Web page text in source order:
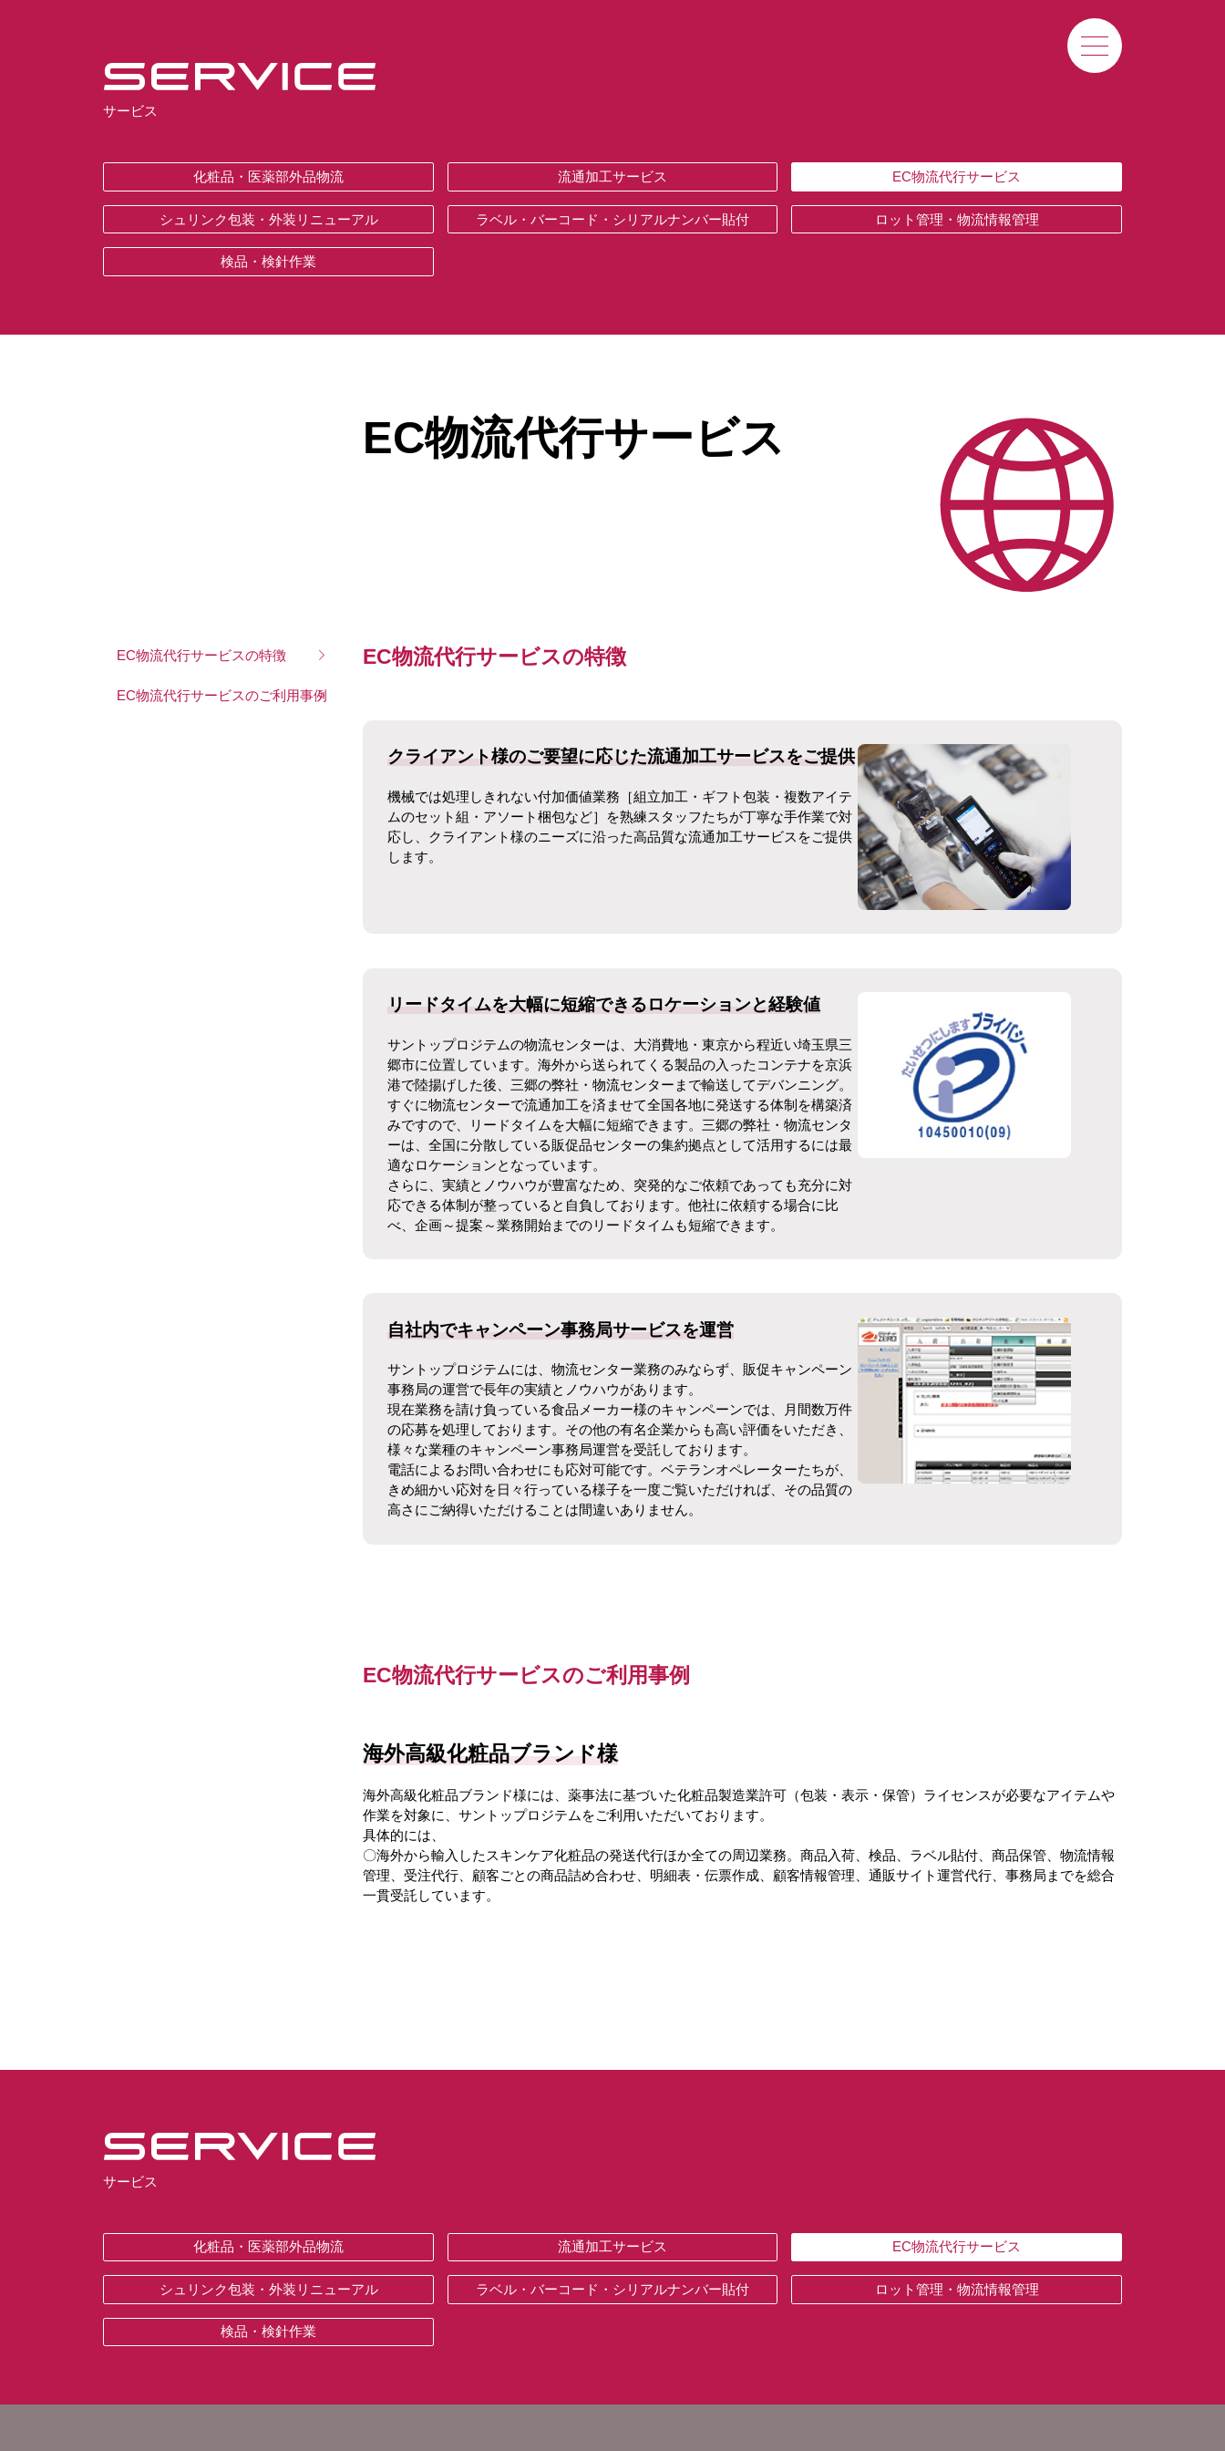
サービス
化粧品・医薬部外品物流 流通加工サービス EC物流代行サービス
シュリンク包装・外装リニューアル ラベル・バーコード・シリアルナンバー貼付 ロット管理・物流情報管理
検品・検針作業
EC物流代行サービス
EC物流代行サービスの特徴
EC物流代行サービスのご利用事例
EC物流代行サービスの特徴
クライアント様のご要望に応じた流通加工サービスをご提供
機械では処理しきれない付加価値業務［組立加工・ギフト包装・複数アイテ
ムのセット組・アソート梱包など］を熟練スタッフたちが丁寧な手作業で対
応し、クライアント様のニーズに沿った高品質な流通加工サービスをご提供
します。
リードタイムを大幅に短縮できるロケーションと経験値
サントップロジテムの物流センターは、大消費地・東京から程近い埼玉県三
郷市に位置しています。海外から送られてくる製品の入ったコンテナを京浜
港で陸揚げした後、三郷の弊社・物流センターまで輸送してデバンニング。
すぐに物流センターで流通加工を済ませて全国各地に発送する体制を構築済
みですので、リードタイムを大幅に短縮できます。三郷の弊社・物流センタ
ーは、全国に分散している販促品センターの集約拠点として活用するには最
適なロケーションとなっています。
さらに、実績とノウハウが豊富なため、突発的なご依頼であっても充分に対
応できる体制が整っていると自負しております。他社に依頼する場合に比
べ、企画～提案～業務開始までのリードタイムも短縮できます。
自社内でキャンペーン事務局サービスを運営
サントップロジテムには、物流センター業務のみならず、販促キャンペーン
事務局の運営で長年の実績とノウハウがあります。
現在業務を請け負っている食品メーカー様のキャンペーンでは、月間数万件
の応募を処理しております。その他の有名企業からも高い評価をいただき、
様々な業種のキャンペーン事務局運営を受託しております。
電話によるお問い合わせにも応対可能です。ベテランオペレーターたちが、
きめ細かい応対を日々行っている様子を一度ご覧いただければ、その品質の
高さにご納得いただけることは間違いありません。
EC物流代行サービスのご利用事例
海外高級化粧品ブランド様
海外高級化粧品ブランド様には、薬事法に基づいた化粧品製造業許可（包装・表示・保管）ライセンスが必要なアイテムや
作業を対象に、サントップロジテムをご利用いただいております。
具体的には、
〇海外から輸入したスキンケア化粧品の発送代行ほか全ての周辺業務。商品入荷、検品、ラベル貼付、商品保管、物流情報
管理、受注代行、顧客ごとの商品詰め合わせ、明細表・伝票作成、顧客情報管理、通販サイト運営代行、事務局までを総合
一貫受託しています。
サービス
化粧品・医薬部外品物流 流通加工サービス EC物流代行サービス
シュリンク包装・外装リニューアル ラベル・バーコード・シリアルナンバー貼付 ロット管理・物流情報管理
検品・検針作業